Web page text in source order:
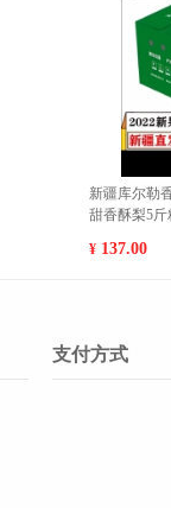
天然植
润平衡
¥ 89.00
支付方式